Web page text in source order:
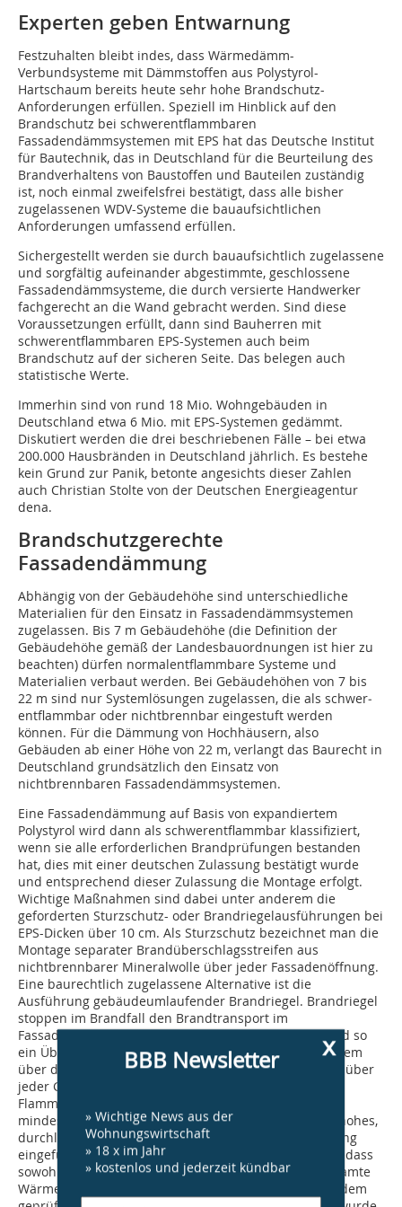
Experten geben Entwarnung
Festzuhalten bleibt indes, dass Wärmedämm-
Verbundsysteme mit Dämmstoffen aus ­Po­­lystyrol-
Hartschaum bereits heute sehr hohe Brandschutz-
Anforderungen erfüllen. Speziell im Hinblick auf den
Brandschutz bei schwerentflammbaren
Fassadendämmsystemen mit EPS hat das Deutsche Institut
für Bautechnik, das in Deutschland für die Beurteilung des
Brandverhaltens von Baustoffen und Bauteilen zuständig
ist, noch einmal zweifelsfrei bestätigt, dass alle bisher
zugelassenen WDV-Systeme die bauaufsichtlichen
Anforderungen umfassend erfüllen.
Sichergestellt werden sie durch bauaufsichtlich zugelassene
und sorgfältig aufeinander abgestimmte, geschlossene
Fassadendämmsysteme, die durch versierte Handwerker
fachgerecht an die Wand gebracht werden. Sind diese
Voraussetzungen erfüllt, dann sind Bauherren mit
schwerentflammbaren EPS-Systemen auch beim
Brandschutz auf der sicheren Seite. Das belegen auch
statistische Werte.
Immerhin sind von rund 18 Mio. Wohngebäuden in
Deutschland etwa 6 Mio. mit EPS-Systemen gedämmt.
Diskutiert werden die drei beschriebenen Fälle – bei etwa
200.000 Hausbränden in Deutschland jährlich. Es bestehe
kein Grund zur Panik, betonte angesichts dieser Zahlen
auch Christian Stolte von der Deutschen Energieagentur
dena.
Brandschutzgerechte
Fassadendämmung
Abhängig von der Gebäudehöhe sind unterschiedliche
Materialien für den Einsatz in Fassadendämmsystemen
zugelassen. Bis 7 m Gebäudehöhe (die Definition der
Gebäudehöhe gemäß der Landesbauordnungen ist hier zu
beachten) dürfen normalentflammbare Systeme und
Materialien verbaut werden. Bei Gebäudehöhen von 7 bis
22 m sind nur Sys­­tem­­lösungen zugelassen, die als schwer­­
entflammbar oder nichtbrennbar eingestuft werden
können. Für die Dämmung von Hochhäusern, also
Gebäuden ab einer Höhe von 22 m, verlangt das Baurecht in
Deutschland grundsätzlich den Einsatz von
nichtbrennbaren Fassadendämmsystemen.
Eine Fassadendämmung auf Basis von ex­­pandiertem
Polystyrol wird dann als schwer­­entflammbar klassifiziert,
wenn sie alle erforderlichen Brandprüfungen bestanden
hat, dies mit einer deutschen Zulassung bestätigt wurde
und entsprechend dieser Zulassung die Montage erfolgt.
Wichtige Maßnahmen sind dabei unter anderem die
geforderten Sturzschutz- oder Brandriegelausführungen bei
EPS-Dicken über 10 cm. Als Sturzschutz bezeichnet man die
Montage separater Brandüberschlagsstreifen aus
nichtbrennbarer Mineralwolle über jeder Fassadenöffnung.
Eine baurechtlich zugelassene Alternative ist die
Ausführung gebäudeumlaufender Brandriegel. Brandriegel
stoppen im Brandfall den Brandtransport im
Fassadendämmsystem unterhalb des Putzsystems und so
ein Überschlagen des Brandes im Fassadendämmsystem
über den Brandriegel hinweg. Statt einzelner Streifen über
jeder Gebäudeöffnung, welche an dieser Stelle den
Flammeneintritt in das WDVS verhindern, wird dabei
mindestens über jedem zweiten Geschoss ein 20 cm hohes,
durchlaufendes Mineralwolleband in die EPS-Dämmung
eingefügt. In beiden Fällen ist es wichtig zu beachten, dass
sowohl Brandriegel als auch Sturzschutz und das gesamte
Wärmedämm-Verbundsystem ringsherum sicher mit dem
x
BBB Newsletter
» Wichtige News aus der
Wohnungswirtschaft
» 18 x im Jahr
» kostenlos und jederzeit kündbar